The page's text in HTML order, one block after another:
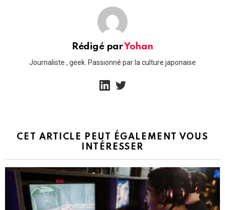
Rédigé parYohan
Journaliste , geek. Passionné par la culture japonaise
CET ARTICLE PEUT ÉGALEMENT VOUS
INTÉRESSER